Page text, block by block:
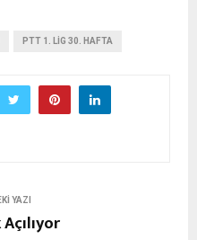
PTT 1. LIG 30. HAFTA
YAZI